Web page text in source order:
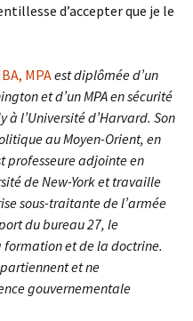
d’accepter que je le
MPAest diplômée d’un
et d’un MPA en sécurité
l’Université d’Harvard. Son
au Moyen-Orient, en
professeure adjointe en
de New-York et travaille
sous-traitante de l’armée
du bureau 27, le
et de la doctrine.
et ne
gouvernementale